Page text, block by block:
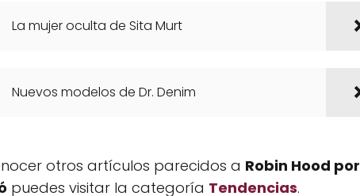
La mujer oculta de Sita Murt
Nuevos modelos de Dr. Denim
otros artículos parecidos a Robin Hood por
puedes visitar la categoría Tendencias.